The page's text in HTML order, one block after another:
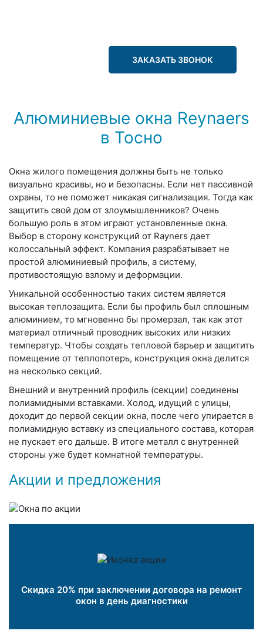
ЗАКАЗАТЬ ЗВОНОК
Алюминиевые окна Reynaers
в Тосно
Окна жилого помещения должны быть не только
визуально красивы, но и безопасны. Если нет пассивной
охраны, то не поможет никакая сигнализация. Тогда как
защитить свой дом от злоумышленников? Очень
большую роль в этом играют установленные окна.
Выбор в сторону конструкций от Rayners дает
колоссальный эффект. Компания разрабатывает не
простой алюминиевый профиль, а систему,
противостоящую взлому и деформации.
Уникальной особенностью таких систем является
высокая теплозащита. Если бы профиль был сплошным
алюминием, то мгновенно бы промерзал, так как этот
материал отличный проводник высоких или низких
температур. Чтобы создать тепловой барьер и защитить
помещение от теплопотерь, конструкция окна делится
на несколько секций.
Внешний и внутренний профиль (секции) соединены
полиамидными вставками. Холод, идущий с улицы,
доходит до первой секции окна, после чего упирается в
полиамидную вставку из специального состава, которая
не пускает его дальше. В итоге металл с внутренней
стороны уже будет комнатной температуры.
Акции и предложения
Скидка 20% при заключении договора на ремонт
окон в день диагностики